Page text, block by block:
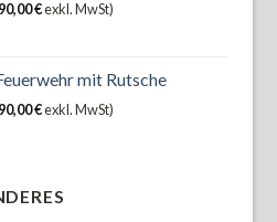
€exkl. MwSt)
mit Rutsche
€exkl. MwSt)